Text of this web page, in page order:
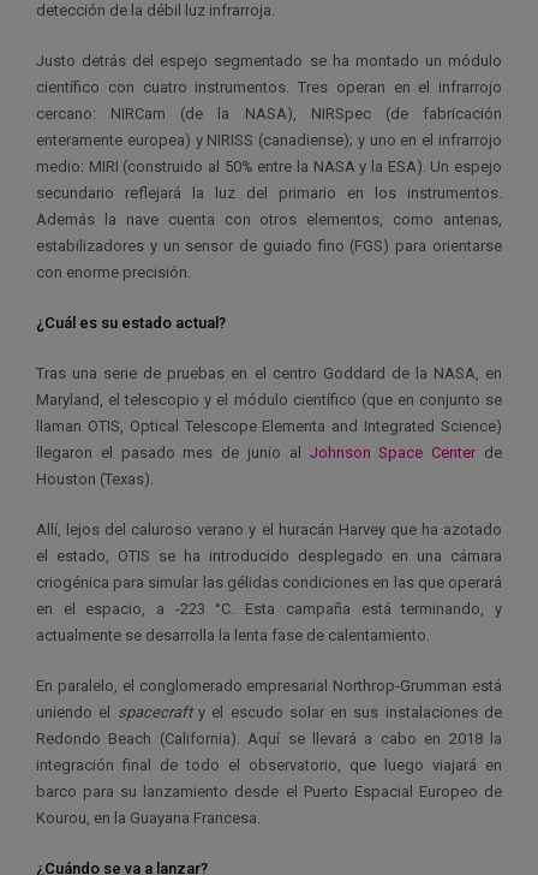
detección de la débil luz infrarroja.
Justo detrás del espejo segmentado se ha montado un módulo
científico con cuatro instrumentos. Tres operan en el infrarrojo
cercano: NIRCam (de la NASA), NIRSpec (de fabricación
enteramente europea) y NIRISS (canadiense); y uno en el infrarrojo
medio: MIRI (construido al 50% entre la NASA y la ESA). Un espejo
secundario reflejará la luz del primario en los instrumentos.
Además la nave cuenta con otros elementos, como antenas,
estabilizadores y un sensor de guiado fino (FGS) para orientarse
con enorme precisión.
¿Cuál es su estado actual?
Tras una serie de pruebas en el centro Goddard de la NASA, en
Maryland, el telescopio y el módulo científico (que en conjunto se
llaman OTIS, Optical Telescope Elementa and Integrated Science)
llegaron el pasado mes de junio al Johnson Space Center de
Houston (Texas).
Allí, lejos del caluroso verano y el huracán Harvey que ha azotado
el estado, OTIS se ha introducido desplegado en una cámara
criogénica para simular las gélidas condiciones en las que operará
en el espacio, a -223 °C. Esta campaña está terminando, y
actualmente se desarrolla la lenta fase de calentamiento.
En paralelo, el conglomerado empresarial Northrop-Grumman está
uniendo el spacecrafty el escudo solar en sus instalaciones de
Redondo Beach (California). Aquí se llevará a cabo en 2018 la
integración final de todo el observatorio, que luego viajará en
barco para su lanzamiento desde el Puerto Espacial Europeo de
Kourou, en la Guayana Francesa.
¿Cuándo se va a lanzar?